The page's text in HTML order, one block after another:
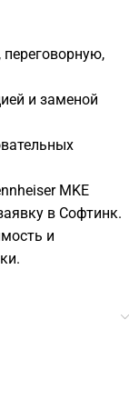
переговорную,
и заменой
MKE
в Софтинк.
и